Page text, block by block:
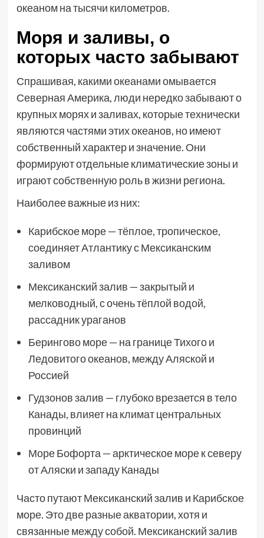
океаном на тысячи километров.
Моря и заливы, о
которых часто забывают
Спрашивая, какими океанами омывается
Северная Америка, люди нередко забывают о
крупных морях и заливах, которые технически
являются частями этих океанов, но имеют
собственный характер и значение. Они
формируют отдельные климатические зоны и
играют собственную роль в жизни региона.
Наиболее важные из них:
Карибское море — тёплое, тропическое,
соединяет Атлантику с Мексиканским
заливом
Мексиканский залив — закрытый и
мелководный, с очень тёплой водой,
рассадник ураганов
Берингово море — на границе Тихого и
Ледовитого океанов, между Аляской и
Россией
Гудзонов залив — глубоко врезается в тело
Канады, влияет на климат центральных
провинций
Море Бофорта — арктическое море к северу
от Аляски и западу Канады
Часто путают Мексиканский залив и Карибское
море. Это две разные акватории, хотя и
связанные между собой. Мексиканский залив